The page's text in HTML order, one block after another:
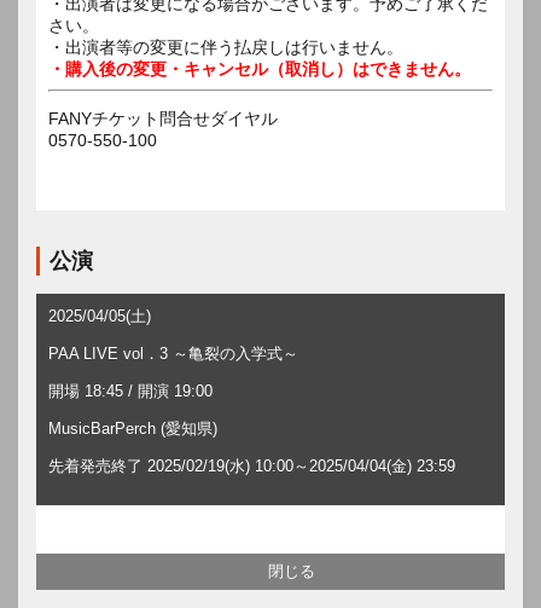
さい。
・出演者等の変更に伴う払戻しは行いません。
・購入後の変更・キャンセル（取消し）はできません。
FANYチケット問合せダイヤル
0570-550-100
公演
2025/04/05(土)
PAA LIVE vol．3 ～亀裂の入学式～
開場 18:45 / 開演 19:00
MusicBarPerch (愛知県)
先着発売終了 2025/02/19(水) 10:00～2025/04/04(金) 23:59